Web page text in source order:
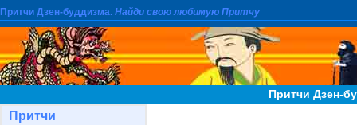
Притчи Дзен-буддизма. Найди свою любимую Притчу
Притчи Дзен-
Притчи